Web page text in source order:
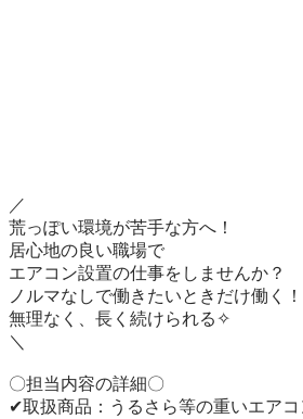
／
荒っぽい環境が苦手な方へ！
居心地の良い職場で
エアコン設置の仕事をしませんか？
ノルマなしで働きたいときだけ働く！
無理なく、長く続けられる✧
＼
〇担当内容の詳細〇
✔取扱商品：うるさら等の重いエアコ